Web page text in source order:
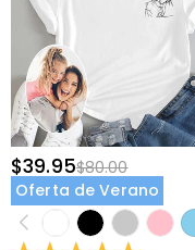
$39.95$80.00
Oferta de Verano